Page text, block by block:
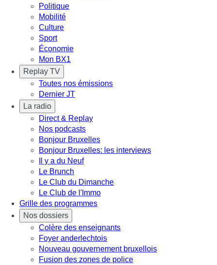
Politique
Mobilité
Culture
Sport
Économie
Mon BX1
Replay TV
Toutes nos émissions
Dernier JT
La radio
Direct & Replay
Nos podcasts
Bonjour Bruxelles
Bonjour Bruxelles: les interviews
Il y a du Neuf
Le Brunch
Le Club du Dimanche
Le Club de l'Immo
Grille des programmes
Nos dossiers
Colère des enseignants
Foyer anderlechtois
Nouveau gouvernement bruxellois
Fusion des zones de police